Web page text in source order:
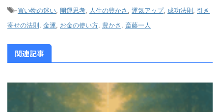
-買い物の迷い 開運思考 人生の豊かさ 運気アップ, 成功法則
引き
寄せの法則 金運 お金の使い方 豊かさ 斎藤一人
関連記事